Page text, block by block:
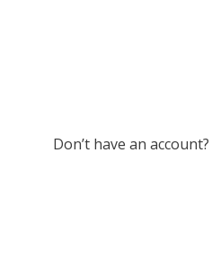
Don’t have an account?